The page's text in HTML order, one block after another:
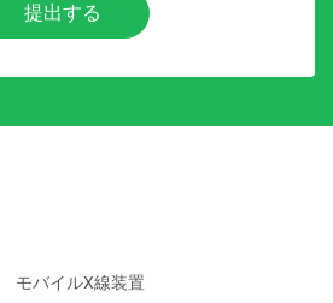
提出する
モバイルX線装置